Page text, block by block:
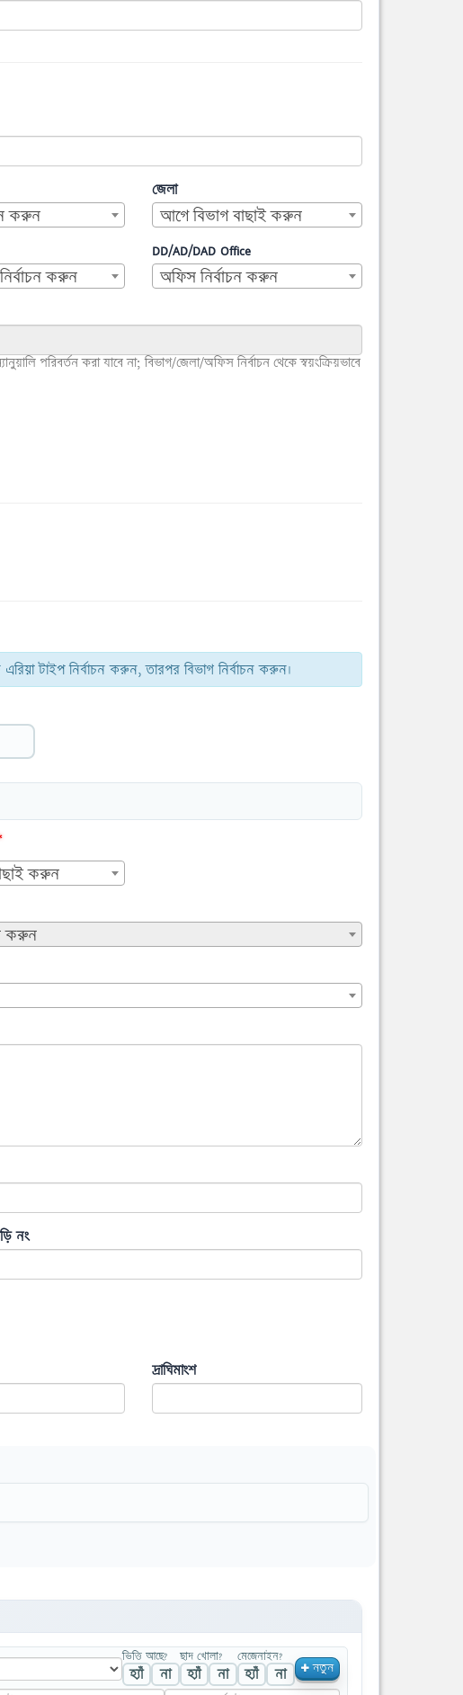
করুন
জেলা
আগে বিভাগ বাছাই করুন
করুন
DD/AD/DAD Office
অফিস নির্বাচন করুন
পরিবর্তন করা যাবে না; বিভাগ/জেলা/অফিস নির্বাচন থেকে স্বয়ংক্রিয়ভাবে
টাইপ নির্বাচন করুন, তারপর বিভাগ নির্বাচন করুন।
করুন
করুন
নং
দ্রাঘিমাংশ
ভিত্তি আছে?
হ্যাঁ না
ছাদ খোলা?
হ্যাঁ না
মেজেনাইন?
হ্যাঁ না নতুন